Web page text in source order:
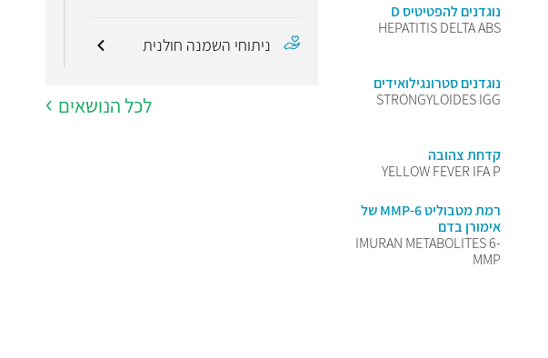
נוגדנים להפטיטיס D
HEPATITIS DELTA ABS
נוגדנים סטרונגילואידים
STRONGYLOIDES IGG
קדחת צהובה
YELLOW FEVER IFA P
רמת מטבוליט 6-MMP של
אימורן בדם
IMURAN METABOLITES 6-
MMP
ניתוחי השמנה חולנית
ניתוחים לסרטן המעי הגסלכל הנושאים